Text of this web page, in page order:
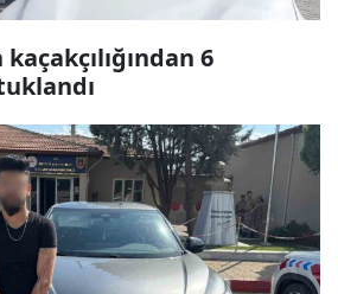
6